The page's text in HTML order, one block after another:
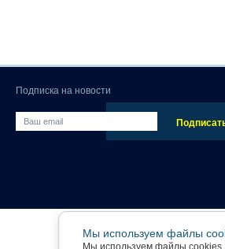
Подписка на новости
Мы используем файлы
Мы используем файлы cookies